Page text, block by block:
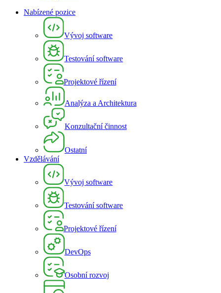
Nabízené pozice
Vývoj software
Testování software
Projektové řízení
Analýza a Architektura
Konzultační činnost
Ostatní
Vzdělávání
Vývoj software
Testování software
Projektové řízení
DevOps
Osobní rozvoj